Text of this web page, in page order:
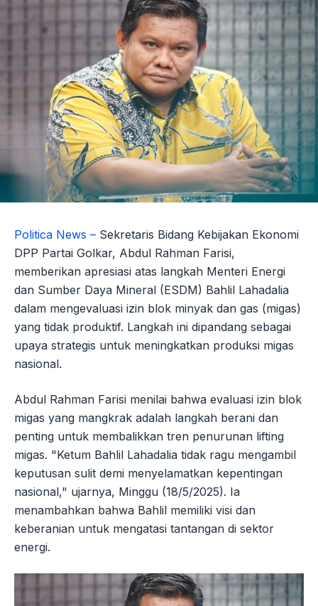
Politica News – Sekretaris Bidang Kebijakan Ekonomi
DPP Partai Golkar, Abdul Rahman Farisi,
memberikan apresiasi atas langkah Menteri Energi
dan Sumber Daya Mineral (ESDM) Bahlil Lahadalia
dalam mengevaluasi izin blok minyak dan gas (migas)
yang tidak produktif. Langkah ini dipandang sebagai
upaya strategis untuk meningkatkan produksi migas
nasional.
Abdul Rahman Farisi menilai bahwa evaluasi izin blok
migas yang mangkrak adalah langkah berani dan
penting untuk membalikkan tren penurunan lifting
migas. "Ketum Bahlil Lahadalia tidak ragu mengambil
keputusan sulit demi menyelamatkan kepentingan
nasional," ujarnya, Minggu (18/5/2025). Ia
menambahkan bahwa Bahlil memiliki visi dan
keberanian untuk mengatasi tantangan di sektor
energi.